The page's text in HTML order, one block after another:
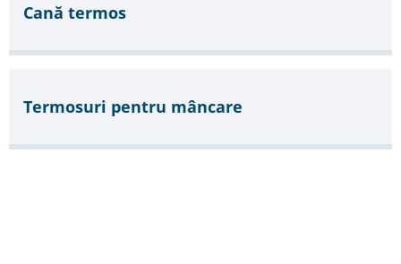
Cană termos
Termosuri pentru mâncare